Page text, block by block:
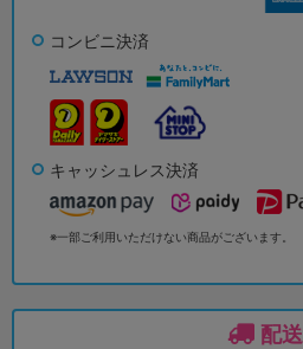
コンビニ決済
キャッシュレス決済
※一部ご利用いただけない商品がございます。
配送